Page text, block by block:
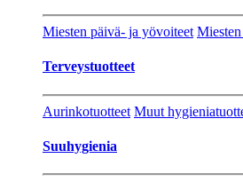
Miesten päivä- ja yövoiteet
Terveystuotteet
Aurinkotuotteet Muut
Suuhygienia